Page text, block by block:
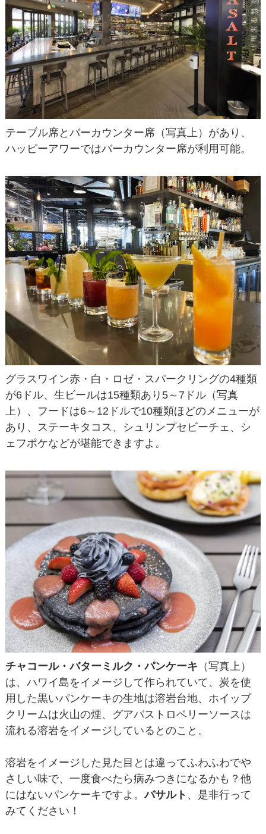
テーブル席とバーカウンター席（写真上）があり、
ハッピーアワーではバーカウンター席が利用可能。
グラスワイン赤・白・ロゼ・スパークリングの4種類
が6ドル、生ビールは15種類あり5～7ドル（写真
上）、フードは6～12ドルで10種類ほどのメニューが
あり、ステーキタコス、シュリンプセビーチェ、シ
ェフポケなどが堪能できますよ。
チャコール・バターミルク・パンケーキ （写真上）
は、ハワイ島をイメージして作られていて、炭を使
用した黒いパンケーキの生地は溶岩台地、ホイップ
クリームは火山の煙、グアバストロベリーソースは
流れる溶岩をイメージしているとのこと。
溶岩をイメージした見た目とは違ってふわふわでや
さしい味で、一度食べたら病みつきになるかも？他
にはないパンケーキですよ。バサルト 、是非行って
みてください！